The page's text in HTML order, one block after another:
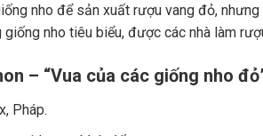
nho để sản xuất rượu vang đỏ,
nho tiêu biểu, được các nhà làm
– “Vua của các giống nho
Pháp.